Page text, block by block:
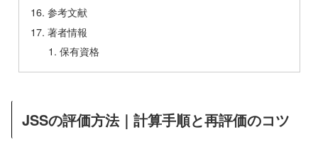
参考文献
著者情報
保有資格
JSSの評価方法｜計算手順と再評価のコツ